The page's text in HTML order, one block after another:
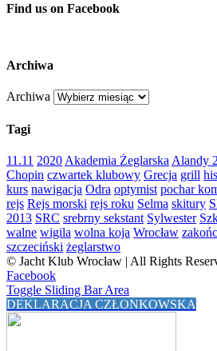
Find us on Facebook
Archiwa
Archiwa
Tagi
11.11 2020 Akademia Żeglarska Alandy
Chopin czwartek klubowy Grecja grill
kurs nawigacja Odra optymist pochar
rejs Rejs morski rejs roku Selma skitury
2013 SRC srebrny sekstant Sylwester
walne wigila wolna koja Wrocław
szczeciński żeglarstwo
© Jacht Klub Wrocław | All Rights
Facebook
Toggle Sliding Bar Area
DEKLARACJA CZŁONKOWSKA